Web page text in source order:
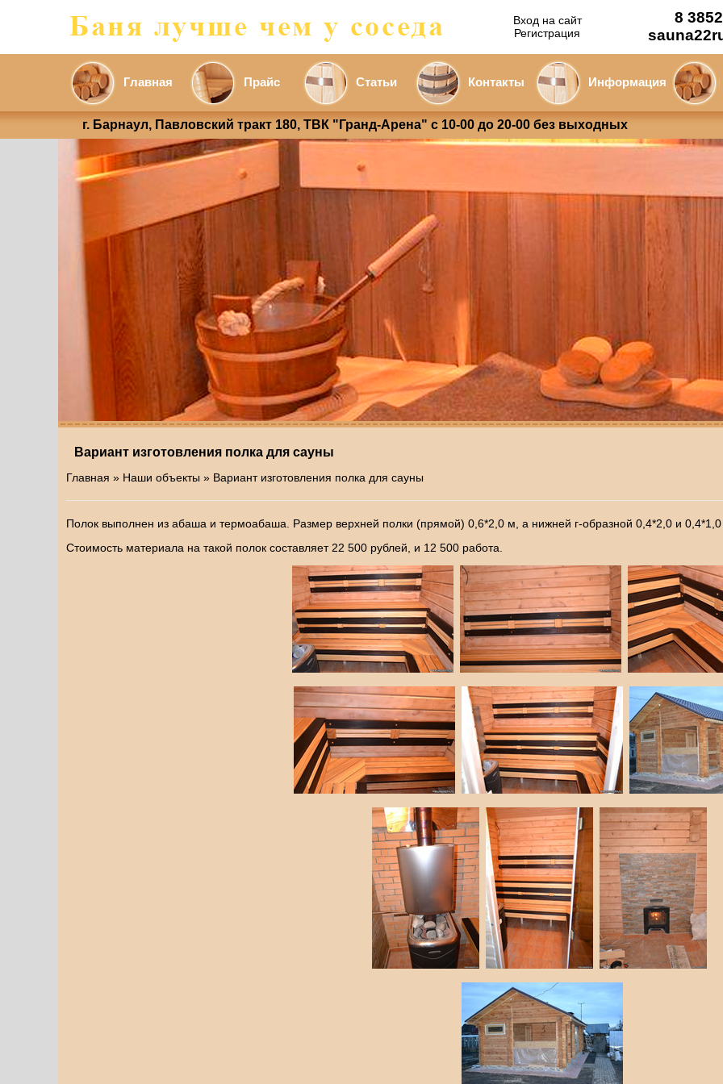
Вход на сайт
Регистрация
8
Главная Прайс Статьи Контакты Информация
г. Барнаул, Павловский тракт 180, ТВК "Гранд-Арена" с 10-00 до 20-00 без выходных
Вариант изготовления полка для сауны
Главная » Наши объекты » Вариант изготовления полка для сауны
Полок выполнен из абаша и термоабаша. Размер верхней полки (прямой) 0,6*2,0 м, а нижней г-образной 0,4*2,0 и
Стоимость материала на такой полок составляет 22 500 рублей, и 12 500 работа.